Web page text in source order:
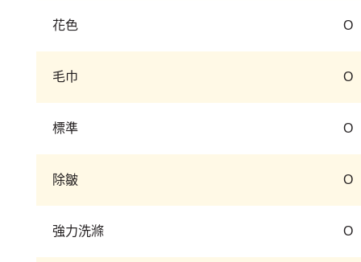
花色 O
毛巾 O
標準 O
除皺 O
強力洗滌 O